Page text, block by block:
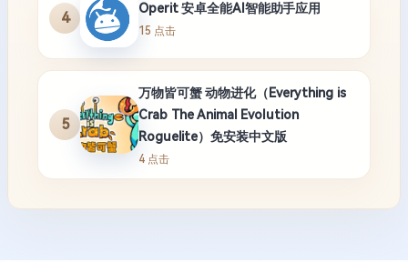
4
Operit 安卓全能AI智能助手应用
15 点击
5
万物皆可蟹 动物进化（Everything is
Crab The Animal Evolution
Roguelite）免安装中文版
4 点击